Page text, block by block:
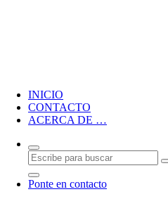
INICIO
CONTACTO
ACERCA DE …
Ponte en contacto